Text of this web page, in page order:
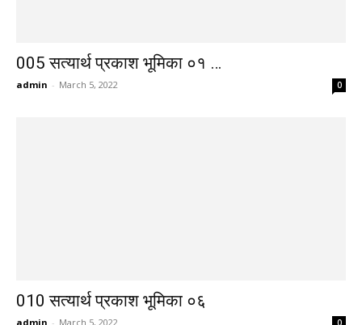
005 सत्यार्थ प्रकाश भूमिका ०१ …
admin - March 5, 2022 0
010 सत्यार्थ प्रकाश भूमिका ०६
admin - March 5, 2022 0